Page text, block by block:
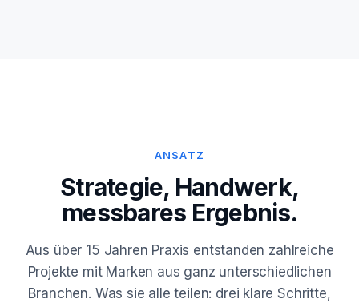
ANSATZ
Strategie, Handwerk,
messbares Ergebnis.
Aus über 15 Jahren Praxis entstanden zahlreiche
Projekte mit Marken aus ganz unterschiedlichen
Branchen. Was sie alle teilen: drei klare Schritte,